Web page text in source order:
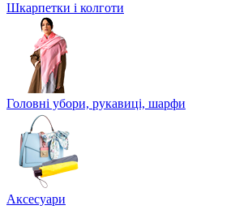
Шкарпетки і колготи
Головні убори, рукавиці, шарфи
Аксесуари